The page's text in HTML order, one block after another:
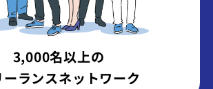
3,000名以上の
ーランスネットワーク